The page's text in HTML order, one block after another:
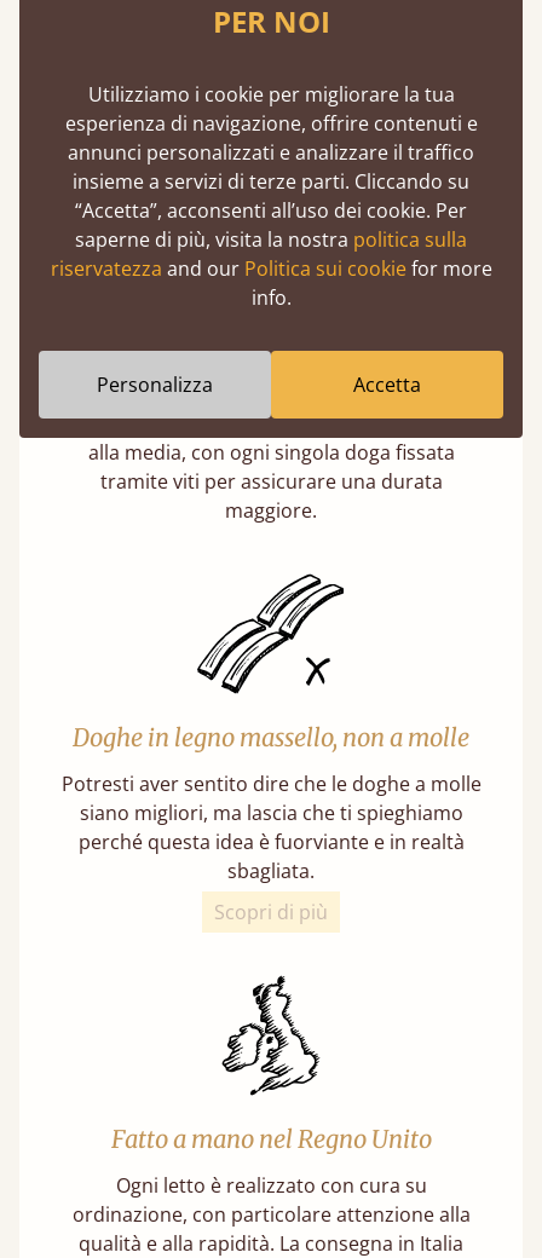
Resistenza eccezionale
peso di 474 kg, equivalenti a circa 75 stone.
Questo corrisponde al peso di 5 adulti
contemporaneamente.
Doghe super resistenti
Doghe doppie in spessore e larghezza rispetto
alla media, con ogni singola doga fissata
tramite viti per assicurare una durata
maggiore.
Doghe in legno massello, non a molle
Potresti aver sentito dire che le doghe a molle
siano migliori, ma lascia che ti spieghiamo
perché questa idea è fuorviante e in realtà
sbagliata.
Scopri di più
Fatto a mano nel Regno Unito
Ogni letto è realizzato con cura su
ordinazione, con particolare attenzione alla
qualità e alla rapidità. La consegna in Italia
PER NOI
Utilizziamo i cookie per migliorare la tua
esperienza di navigazione, offrire contenuti e
annunci personalizzati e analizzare il traffico
insieme a servizi di terze parti. Cliccando su
“Accetta”, acconsenti all’uso dei cookie. Per
saperne di più, visita la nostra politica sulla
riservatezza and our Politica sui cookiefor more
info.
Personalizza Accetta